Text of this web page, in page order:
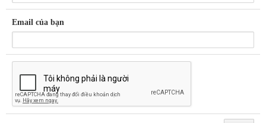
Email của bạn